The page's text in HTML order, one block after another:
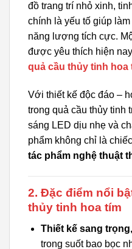
đồ trang trí nhỏ xinh,
chính là yếu tố giúp
năng lượng tích cực.
được yêu thích hiện
quả cầu thủy tinh hoa
Với thiết kế độc đáo –
trong quả cầu thủy tinh
sáng LED dịu nhẹ và
phẩm không chỉ là
tác phẩm nghệ thuật
2. Đặc điểm nổi
thủy tinh hoa tím
Thiết kế sang
trong suốt bao bọc